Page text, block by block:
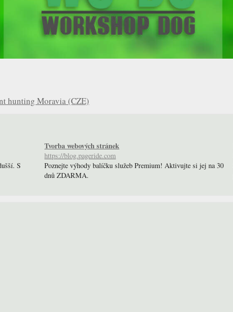
hunting Moravia (CZE)
S
Tvorba webových stránek
https://blog.pageride.com
Poznejte výhody balíčku služeb Premium! Aktivujte si jej na 30
dnů ZDARMA.